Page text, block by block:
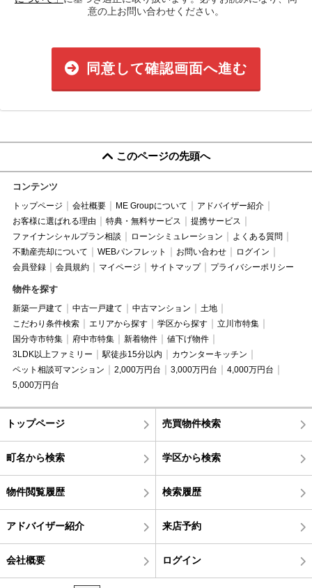
意の上お問い合わせください。
同意して確認画面へ進む
このページの先頭へ
コンテンツ
トップページ 会社概要 ME Groupについて
アドバイザー紹介
お客様に選ばれる理由
特典・無料サービス
提携サービス
ファイナンシャルプラン相談
ローンシミュレーション
よくある質問
不動産売却について
WEBパンフレット お問い合わせ
ログイン
会員登録
会員規約 マイページ サイトマップ プライバシーポリシー
物件を探す
新築一戸建て 中古一戸建て 中古マンション
土地
こだわり条件検索
エリアから探す 学区から探す
立川市特集
国分寺市特集
府中市特集 新着物件
値下げ物件
3LDK以上ファミリー
駅徒歩15分以内
カウンターキッチン
ペット相談可マンション
2,000万円台 3,000万円台
4,000万円台
5,000万円台
トップページ 売買物件検索
町名から検索 学区から検索
物件閲覧履歴 検索履歴
アドバイザー紹介 来店予約
会社概要 ログイン